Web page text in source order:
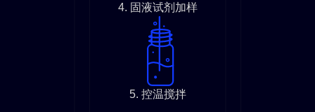
4. 固液试剂加样
5. 控温搅拌